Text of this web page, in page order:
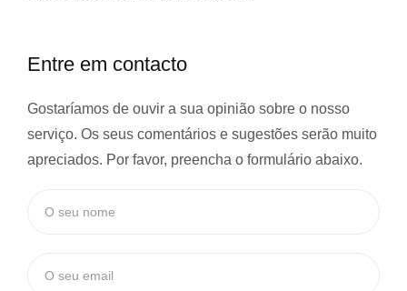
Entre em contacto
Gostaríamos de ouvir a sua opinião sobre o nosso
serviço. Os seus comentários e sugestões serão muito
apreciados. Por favor, preencha o formulário abaixo.